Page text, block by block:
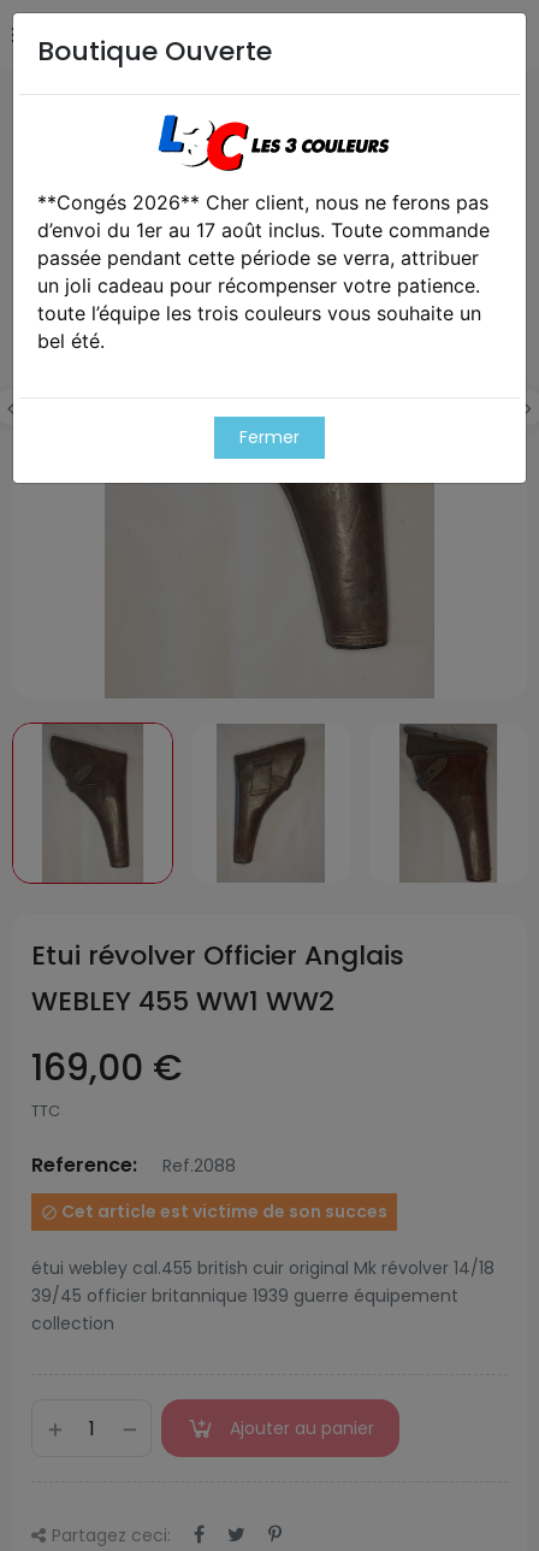
Collection
Cet article est victime de son succes
Etui révolver Officier Anglais
WEBLEY 455 WW1 WW2
169,00 €
TTC
Reference: Ref.2088
 Cet article est victime de son succes
étui webley cal.455 british cuir original Mk révolver 14/18
39/45 officier britannique 1939 guerre équipement
collection
Ajouter au panier
Partagez ceci:
Boutique Ouverte
**Congés 2026** Cher client, nous ne ferons pas
d’envoi du 1er au 17 août inclus. Toute commande
passée pendant cette période se verra, attribuer
un joli cadeau pour récompenser votre patience.
toute l’équipe les trois couleurs vous souhaite un
bel été.
Fermer